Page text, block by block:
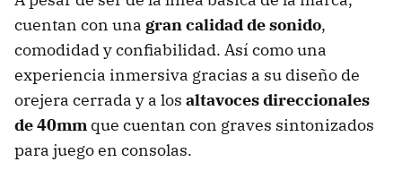
cuentan con una gran calidad de sonido,
comodidad y confiabilidad. Así como una
experiencia inmersiva gracias a su diseño de
orejera cerrada y a los altavoces direccionales
de 40mm que cuentan con graves sintonizados
para juego en consolas.